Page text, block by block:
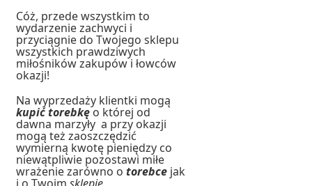
Cóż, przede wszystkim to
wydarzenie zachwyci i
przyciągnie do Twojego sklepu
wszystkich prawdziwych
miłośników zakupów i łowców
okazji!
Na wyprzedaży klientki mogą
kupić torebkęo której od
dawna marzyły a przy okazji
mogą też zaoszczędzić
wymierną kwotę pieniędzy co
niewątpliwie pozostawi miłe
wrażenie zarówno otorebce jak